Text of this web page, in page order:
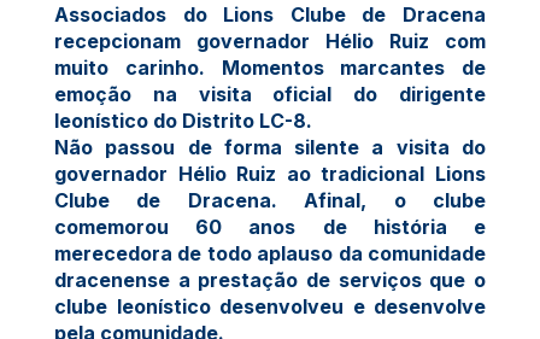
Associados do Lions Clube de Dracena
recepcionam governador Hélio Ruiz com
muito carinho. Momentos marcantes de
emoção na visita oficial do dirigente
leonístico do Distrito LC-8.
Não passou de forma silente a visita do
governador Hélio Ruiz ao tradicional Lions
Clube de Dracena. Afinal, o clube
comemorou 60 anos de história e
merecedora de todo aplauso da comunidade
dracenense a prestação de serviços que o
clube leonístico desenvolveu e desenvolve
pela comunidade.